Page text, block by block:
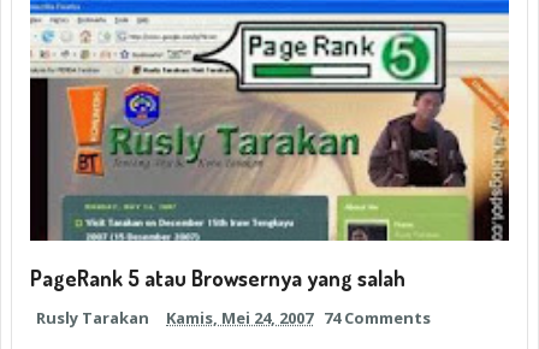
PageRank 5 atau Browsernya yang salah
Rusly Tarakan Kamis, Mei 24, 2007 74 Comments